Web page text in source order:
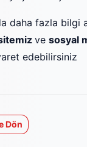
daha fazla bilgi
ve sosyal
edebilirsiniz
Dön